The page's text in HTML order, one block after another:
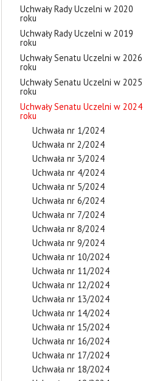
Uchwały Rady Uczelni w 2020
roku
Uchwały Rady Uczelni w 2019
roku
Uchwały Senatu Uczelni w 2026
roku
Uchwały Senatu Uczelni w 2025
roku
Uchwały Senatu Uczelni w 2024
roku
Uchwała nr 1/2024
Uchwała nr 2/2024
Uchwała nr 3/2024
Uchwała nr 4/2024
Uchwała nr 5/2024
Uchwała nr 6/2024
Uchwała nr 7/2024
Uchwała nr 8/2024
Uchwała nr 9/2024
Uchwała nr 10/2024
Uchwała nr 11/2024
Uchwała nr 12/2024
Uchwała nr 13/2024
Uchwała nr 14/2024
Uchwała nr 15/2024
Uchwała nr 16/2024
Uchwała nr 17/2024
Uchwała nr 18/2024